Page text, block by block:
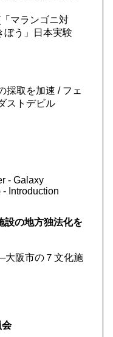
マランゴニ対
ぼう」日本実験
採取を加速 / フェ
ストデビル
- Galaxy
Introduction
設の地方独法化を
大阪市の７文化施
会